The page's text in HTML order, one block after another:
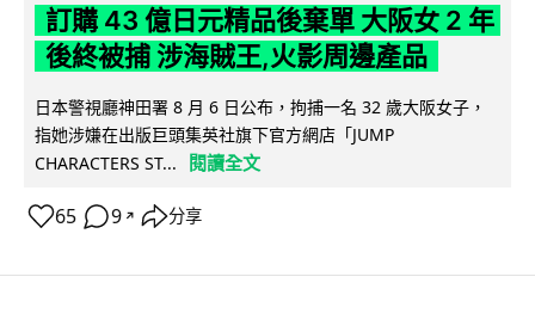
訂購 43 億日元精品後棄單 大阪女 2 年
後終被捕 涉海賊王,火影周邊產品
日本警視廳神田署 8 月 6 日公布，拘捕一名 32 歲大阪女子，
指她涉嫌在出版巨頭集英社旗下官方網店「JUMP
CHARACTERS ST...
閱讀全文
65 9 ↗ 分享